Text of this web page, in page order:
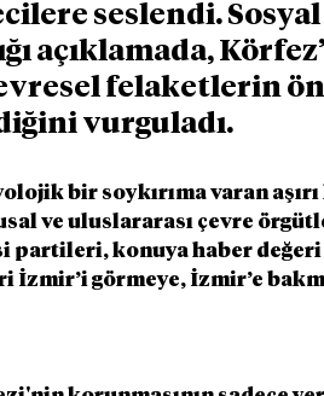
seslendi.
açıklamada,
felaketlerin
vurguladı.
bir soykırıma varan
ve uluslararası çevre
partileri, konuya haber değeri
İzmir’i görmeye, İzmir’e